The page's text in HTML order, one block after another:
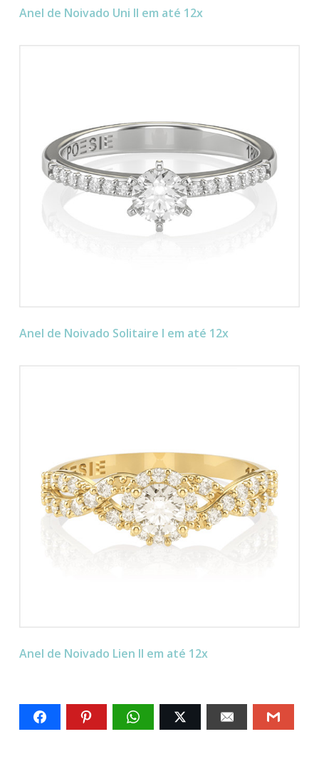
Anel de Noivado Uni II em até 12x
Anel de Noivado Solitaire I em até 12x
Anel de Noivado Lien II em até 12x